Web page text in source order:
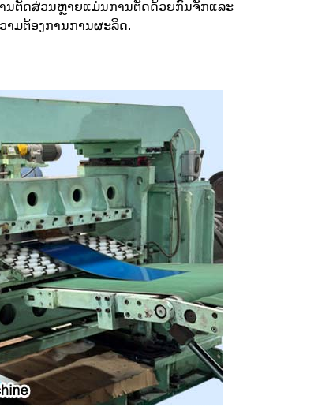
ນຕັດສ່ວນຫຼາຍແມ່ນການຕັດດ້ວຍກົນຈັກແລະ
າມຕ້ອງການການຜະລິດ.